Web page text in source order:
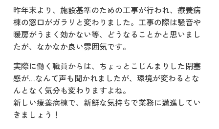
昨年末より、施設基準のための工事が行われ、療養病
棟の窓口がガラリと変わりました。工事の際は騒音や
暖房がうまく効かない等、どうなることかと思いまし
たが、なかなか良い雰囲気です。
実際に働く職員からは、ちょっとこじんまりした閉塞
感が…なんて声も聞かれましたが、環境が変わるとな
んとなく気分も変わりますよね。
新しい療養病棟で、新鮮な気持ちで業務に邁進してい
きましょう！